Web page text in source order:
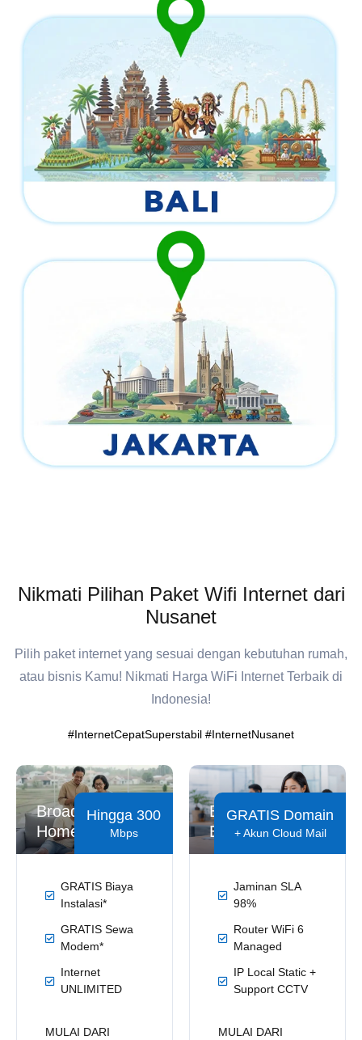
Nikmati Pilihan Paket Wifi Internet dari
Nusanet
Pilih paket internet yang sesuai dengan kebutuhan rumah,
atau bisnis Kamu! Nikmati Harga WiFi Internet Terbaik di
Indonesia!
#InternetCepatSuperstabil #InternetNusanet
Broadband
Home
Hingga 300
Mbps
GRATIS Biaya
Instalasi*
GRATIS Sewa
Modem*
Internet
UNLIMITED
MULAI DARI
Broadband
Business
GRATIS Domain
+ Akun Cloud Mail
Jaminan SLA
98%
Router WiFi 6
Managed
IP Local Static +
Support CCTV
MULAI DARI